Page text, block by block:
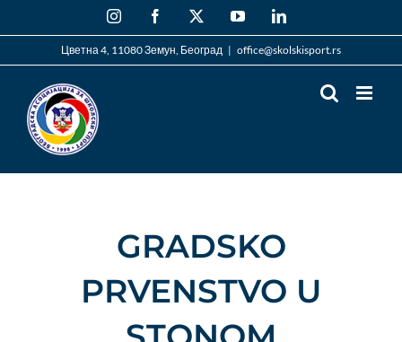
InstagramFacebook YouTubeLinkedIn
Цветна 4, 11080 Земун, Београд | office@skolskisport.rs
GRADSKO
PRVENSTVO U